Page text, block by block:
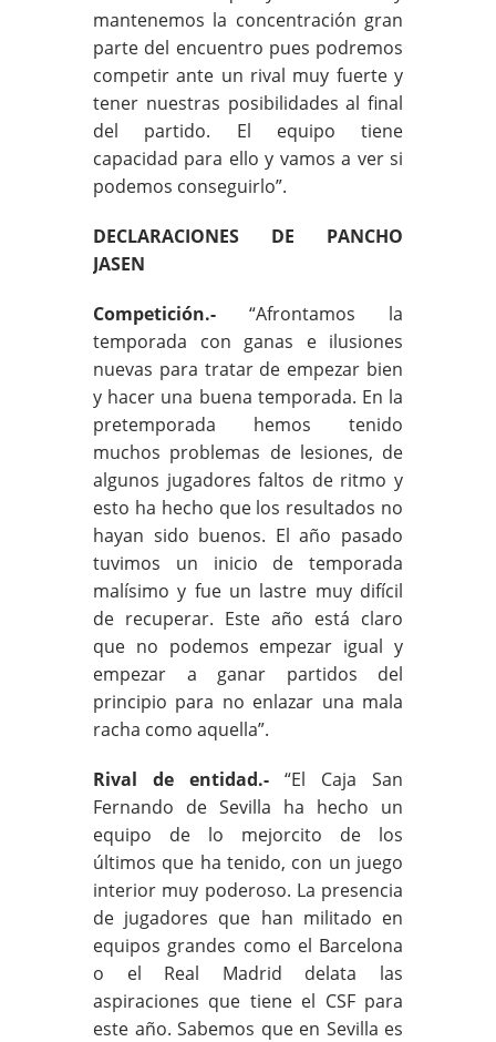
mantenemos la concentración gran
parte del encuentro pues podremos
competir ante un rival muy fuerte y
tener nuestras posibilidades al final
del partido. El equipo tiene
capacidad para ello y vamos a ver si
podemos conseguirlo”.
DECLARACIONES DE PANCHO
JASEN
Competición.- “Afrontamos la
temporada con ganas e ilusiones
nuevas para tratar de empezar bien
y hacer una buena temporada. En la
pretemporada hemos tenido
muchos problemas de lesiones, de
algunos jugadores faltos de ritmo y
esto ha hecho que los resultados no
hayan sido buenos. El año pasado
tuvimos un inicio de temporada
malísimo y fue un lastre muy difícil
de recuperar. Este año está claro
que no podemos empezar igual y
empezar a ganar partidos del
principio para no enlazar una mala
racha como aquella”.
Rival de entidad.- “El Caja San
Fernando de Sevilla ha hecho un
equipo de lo mejorcito de los
últimos que ha tenido, con un juego
interior muy poderoso. La presencia
de jugadores que han militado en
equipos grandes como el Barcelona
o el Real Madrid delata las
aspiraciones que tiene el CSF para
este año. Sabemos que en Sevilla es